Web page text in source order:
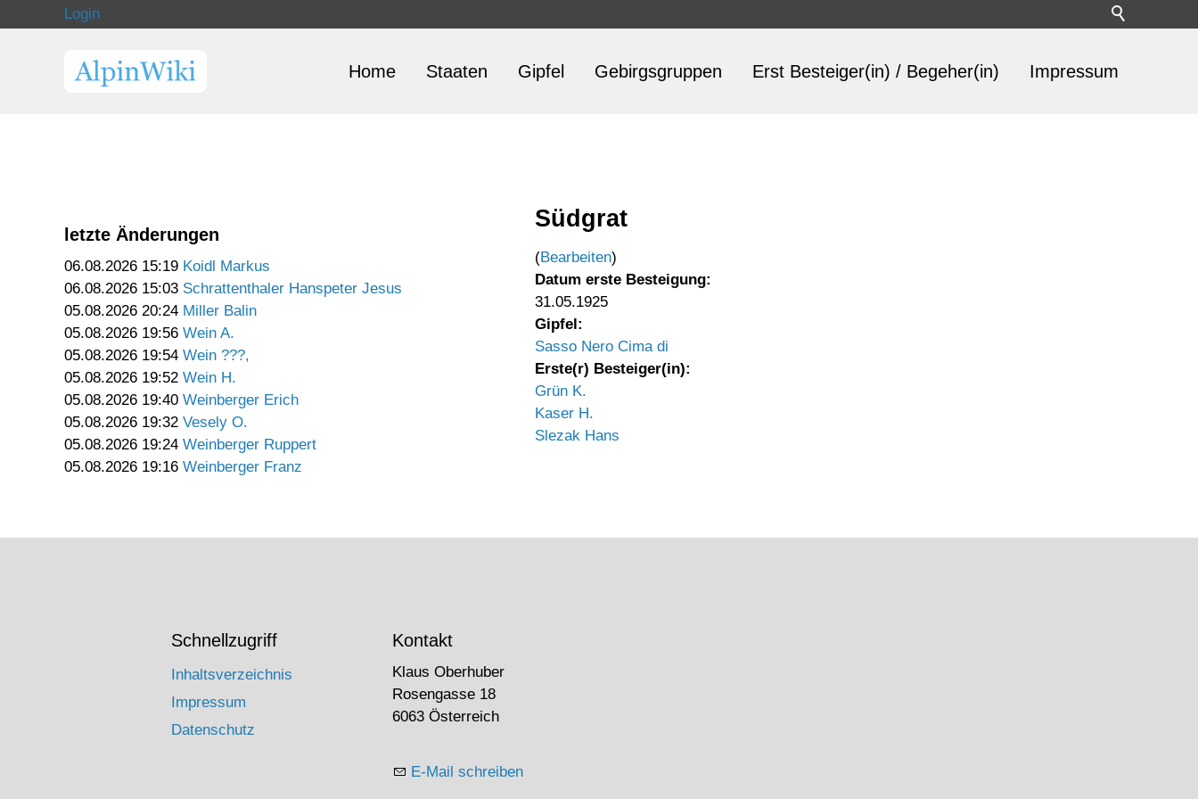
Login
Home Staaten Gipfel Gebirgsgruppen Erst Besteiger(in) / Begeher(in) Impressum
letzte Änderungen
06.08.2026 15:19 Koidl Markus
06.08.2026 15:03 Schrattenthaler Hanspeter Jesus
05.08.2026 20:24 Miller Balin
05.08.2026 19:56 Wein A.
05.08.2026 19:54 Wein ???,
05.08.2026 19:52 Wein H.
05.08.2026 19:40 Weinberger Erich
05.08.2026 19:32 Vesely O.
05.08.2026 19:24 Weinberger Ruppert
05.08.2026 19:16 Weinberger Franz
Südgrat
(Bearbeiten)
Datum erste Besteigung:
31.05.1925
Gipfel:
Sasso Nero Cima di
Erste(r) Besteiger(in):
Grün K.
Kaser H.
Slezak Hans
Schnellzugriff
Inhaltsverzeichnis
Impressum
Datenschutz
Kontakt
Klaus Oberhuber
Rosengasse 18
6063 Österreich
E-Mail schreiben